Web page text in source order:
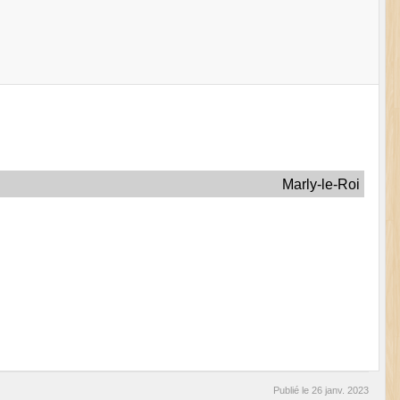
Marly-le-Roi
Publié le 26 janv. 2023